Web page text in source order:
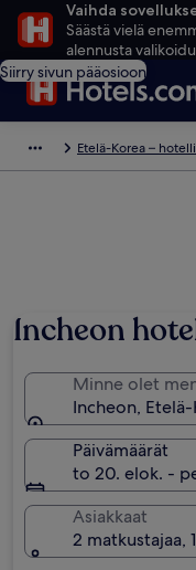
Vaihda
Säästä vielä
alennusta
Siirry sivun pääosioon
Etelä-Korea –
Incheon
Minne olet
Incheon,
Päivämäärät
to 20. elok. -
Asiakkaat
2 matkustajaa,